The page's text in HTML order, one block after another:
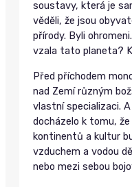
soustavy, která je
věděli, že jsou
přírody. Byli
vzala tato planeta?
Před příchodem
nad Zemí různým
vlastní specializaci.
docházelo k tomu,
kontinentů a kultur
vzduchem a vodou
nebo mezi sebou